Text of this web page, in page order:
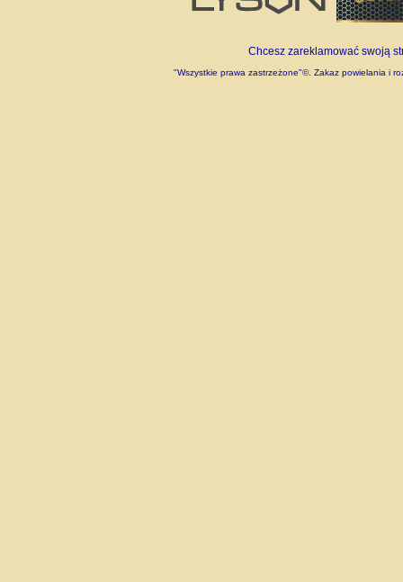
Chcesz zareklamować swoją
"Wszystkie prawa zastrzeżone"©. Zakaz powielania i